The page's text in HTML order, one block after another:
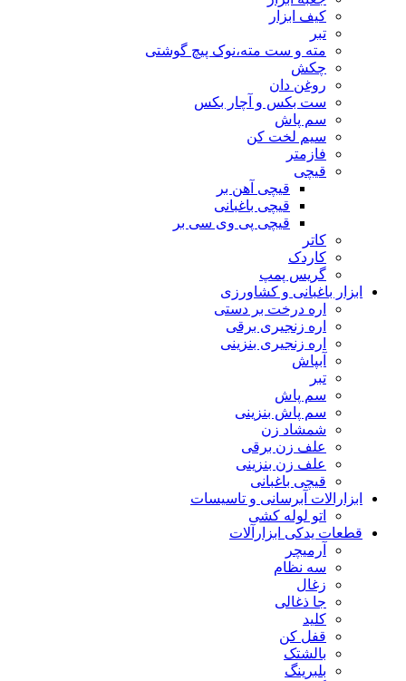
کیف ابزار
تبر
مته و ست مته،نوک پیچ گوشتی
چکش
روغن دان
ست بکس و آچار بکس
سم پاش
سیم لخت کن
فازمتر
قیچی
قیچی آهن بر
قیچی باغبانی
قیچی پی وی سی بر
کاتر
کاردک
گریس پمپ
ابزار باغبانی و کشاورزی
اره درخت بر دستی
اره زنجیری برقی
اره زنجیری بنزینی
آبپاش
تبر
سم پاش
سم پاش بنزینی
شمشاد زن
علف زن برقی
علف زن بنزینی
قیچی باغبانی
ابزارالات آبرسانی و تاسیسات
اتو لوله کشی
قطعات یدکی ابزارآلات
آرمیچر
سه نظام
زغال
جا ذغالی
کلید
قفل کن
بالشتک
بلبرینگ